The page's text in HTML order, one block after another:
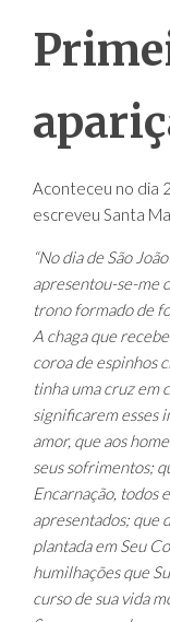
Aconteceu no dia
escreveu Santa
“No dia de São
apresentou-se-me
trono formado de
A chaga que
coroa de espinhos
tinha uma cruz em
significarem esses
amor, que aos
seus sofrimentos;
Encarnação, todos
apresentados; que
plantada em Seu
humilhações que
curso de sua vida